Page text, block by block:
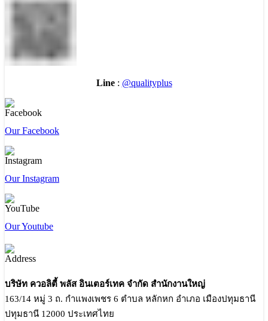
Line: @qualityplus
Our Facebook
Our Instagram
Our Youtube
บริษัท ควอลิตี้ พลัส อินเตอร์เทค จำกัด สำนักงานใหญ่
163/14 หมู่ 3 ถ. กำแพงเพชร 6 ตำบล หลักหก อำเภอ เมืองปทุมธานี
ปทุมธานี 12000 ประเทศไทย